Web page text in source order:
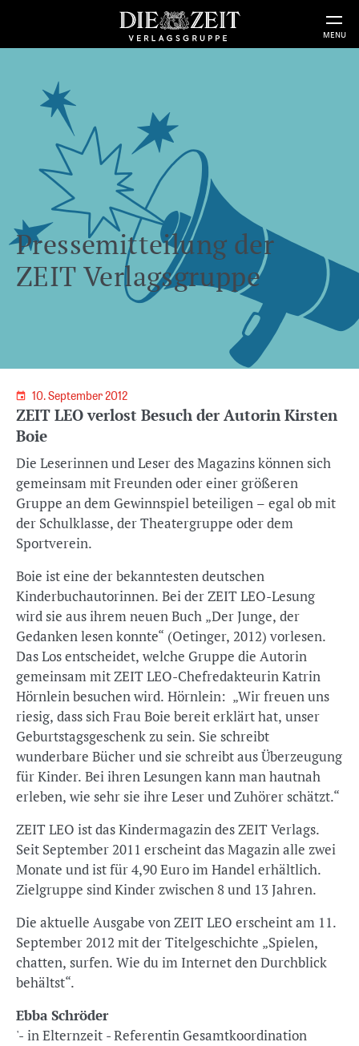
MENU
Pressemitteilung der
ZEIT Verlagsgruppe
10. September 2012
ZEIT LEO verlost Besuch der Autorin Kirsten
Boie
Die Leserinnen und Leser des Magazins können sich
gemeinsam mit Freunden oder einer größeren
Gruppe an dem Gewinnspiel beteiligen – egal ob mit
der Schulklasse, der Theatergruppe oder dem
Sportverein.
Boie ist eine der bekanntesten deutschen
Kinderbuchautorinnen. Bei der ZEIT LEO-Lesung
wird sie aus ihrem neuen Buch „Der Junge, der
Gedanken lesen konnte“ (Oetinger, 2012) vorlesen.
Das Los entscheidet, welche Gruppe die Autorin
gemeinsam mit ZEIT LEO-Chefredakteurin Katrin
Hörnlein besuchen wird. Hörnlein: „Wir freuen uns
riesig, dass sich Frau Boie bereit erklärt hat, unser
Geburtstagsgeschenk zu sein. Sie schreibt
wunderbare Bücher und sie schreibt aus Überzeugung
für Kinder. Bei ihren Lesungen kann man hautnah
erleben, wie sehr sie ihre Leser und Zuhörer schätzt.“
ZEIT LEO ist das Kindermagazin des ZEIT Verlags.
Seit September 2011 erscheint das Magazin alle zwei
Monate und ist für 4,90 Euro im Handel erhältlich.
Zielgruppe sind Kinder zwischen 8 und 13 Jahren.
Die aktuelle Ausgabe von ZEIT LEO erscheint am 11.
September 2012 mit der Titelgeschichte „Spielen,
chatten, surfen. Wie du im Internet den Durchblick
behältst“.
Ebba Schröder
'- in Elternzeit - Referentin Gesamtkoordination